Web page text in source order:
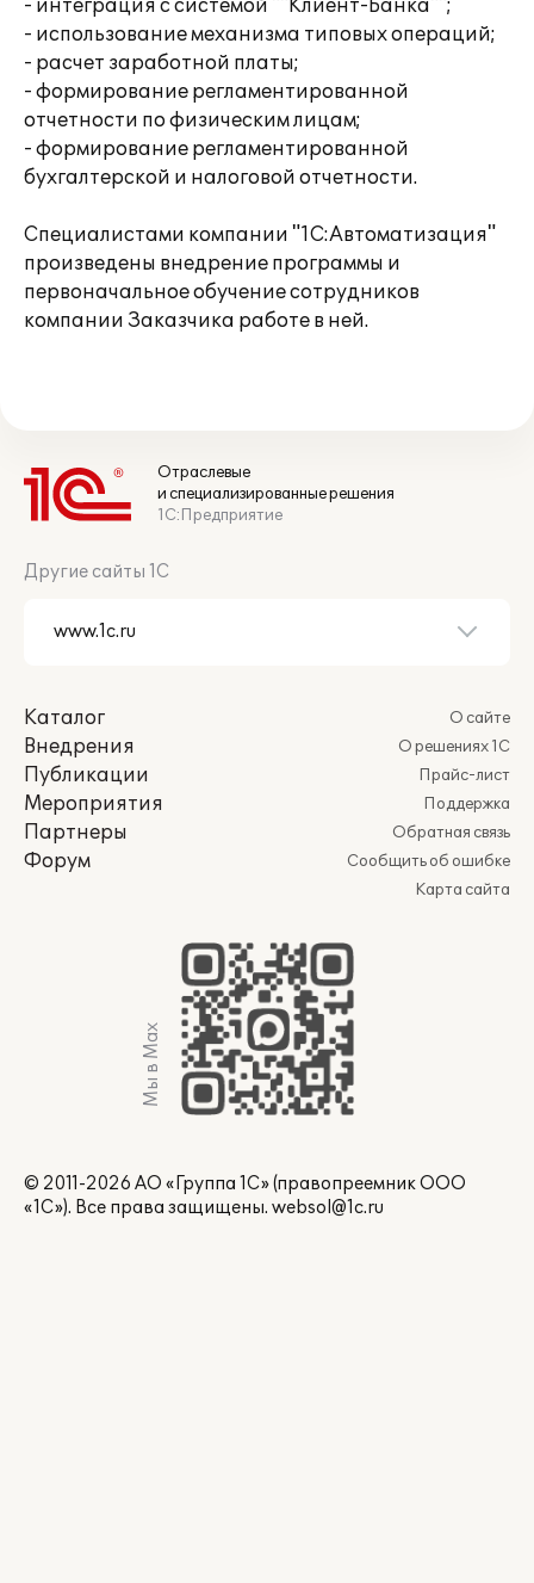
- интеграция с системой ""Клиент-Банка"";
- использование механизма типовых операций;
- расчет заработной платы;
- формирование регламентированной
отчетности по физическим лицам;
- формирование регламентированной
бухгалтерской и налоговой отчетности.
Специалистами компании "1С:Автоматизация"
произведены внедрение программы и
первоначальное обучение сотрудников
компании Заказчика работе в ней.
Отраслевые
и специализированные решения
1С:Предприятие
Другие сайты 1С
Каталог
Внедрения
Публикации
Мероприятия
Партнеры
Форум
О сайте
О решениях 1С
Прайс-лист
Поддержка
Обратная связь
Сообщить об ошибке
Карта сайта
Мы в Max
© 2011-2026 АО «Группа 1С» (правопреемник ООО
«1С»). Все права защищены. websol@1c.ru